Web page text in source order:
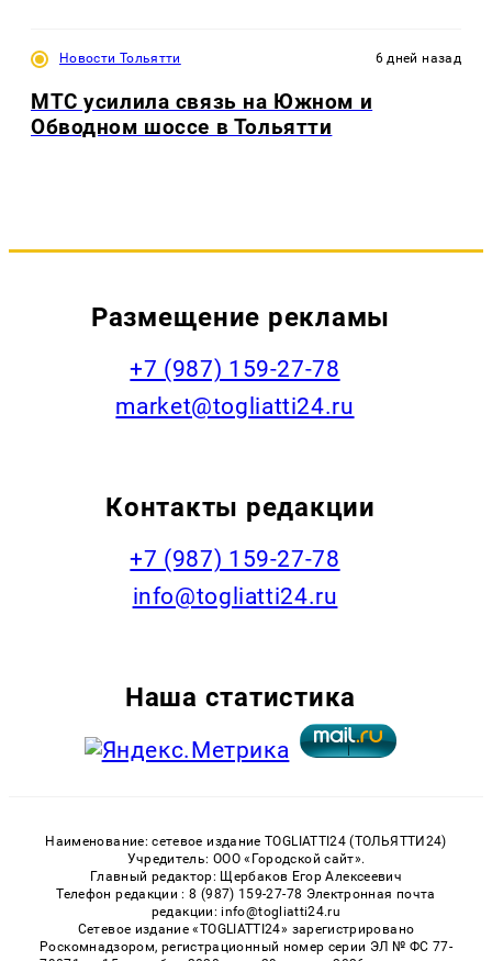
Новости Тольятти 6 дней назад
МТС усилила связь на Южном и
Обводном шоссе в Тольятти
Размещение рекламы
+7 (987) 159-27-78
market@togliatti24.ru
Контакты редакции
+7 (987) 159-27-78
info@togliatti24.ru
Наша статистика
Наименование: сетевое издание TOGLIATTI24 (ТОЛЬЯТТИ24)
Учредитель: ООО «Городской сайт».
Главный редактор: Щербаков Егор Алексеевич
Телефон редакции : 8 (987) 159-27-78 Электронная почта
редакции: info@togliatti24.ru
Сетевое издание «TOGLIATTI24» зарегистрировано
Роскомнадзором, регистрационный номер серии ЭЛ № ФС 77-